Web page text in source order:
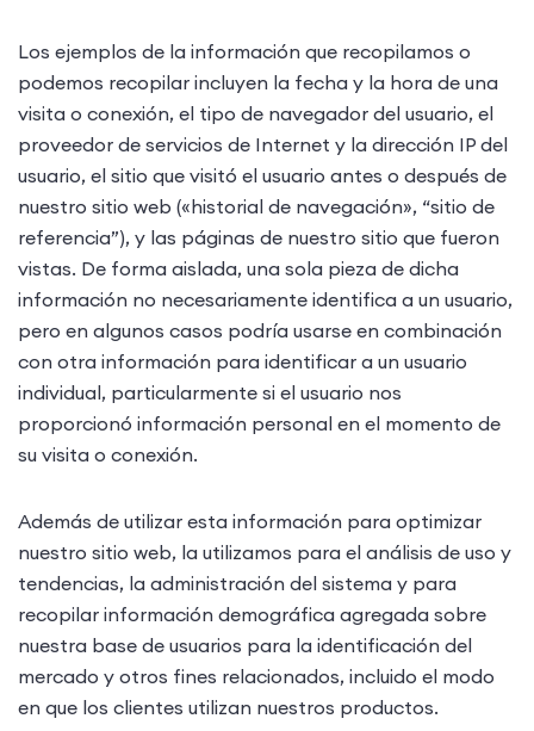
Los ejemplos de la información que recopilamos o
podemos recopilar incluyen la fecha y la hora de una
visita o conexión, el tipo de navegador del usuario, el
proveedor de servicios de Internet y la dirección IP del
usuario, el sitio que visitó el usuario antes o después de
nuestro sitio web («historial de navegación», “sitio de
referencia”), y las páginas de nuestro sitio que fueron
vistas. De forma aislada, una sola pieza de dicha
información no necesariamente identifica a un usuario,
pero en algunos casos podría usarse en combinación
con otra información para identificar a un usuario
individual, particularmente si el usuario nos
proporcionó información personal en el momento de
su visita o conexión.
Además de utilizar esta información para optimizar
nuestro sitio web, la utilizamos para el análisis de uso y
tendencias, la administración del sistema y para
recopilar información demográfica agregada sobre
nuestra base de usuarios para la identificación del
mercado y otros fines relacionados, incluido el modo
en que los clientes utilizan nuestros productos.